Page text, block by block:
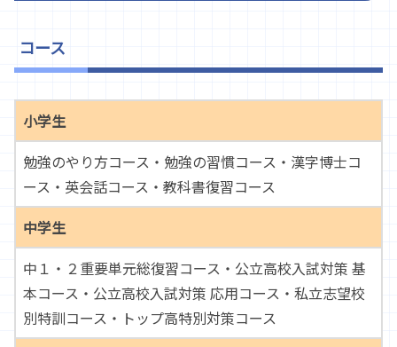
コース
小学生
勉強のやり方コース・勉強の習慣コース・漢字博士コ
ース・英会話コース・教科書復習コース
中学生
中１・２重要単元総復習コース・公立高校入試対策 基
本コース・公立高校入試対策 応用コース・私立志望校
別特訓コース・トップ高特別対策コース